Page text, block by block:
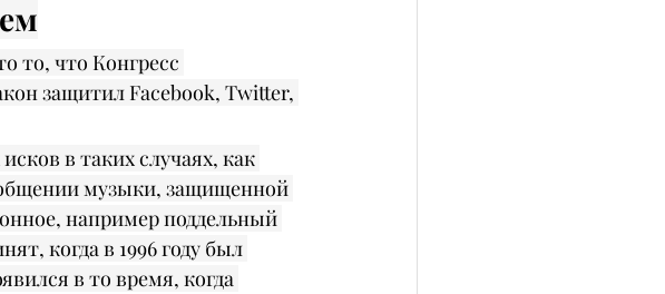
то, что Конгресс
защитил Facebook, Twitter,
в таких случаях, как
музыки, защищенной
например поддельный
когда в 1996 году был
в то время, когда